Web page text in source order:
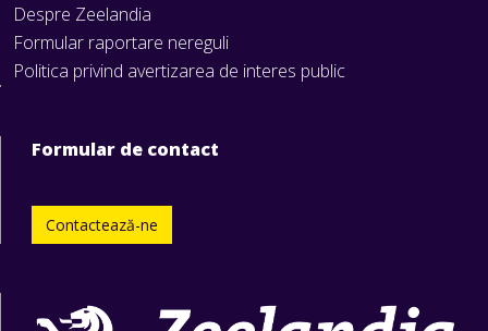
Despre Zeelandia
Formular raportare nereguli
Politica privind avertizarea de interes public
Formular de contact
Contactează-ne